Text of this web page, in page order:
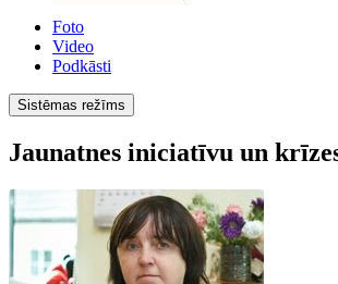
Foto
Video
Podkāsti
Sistēmas režīms
Jaunatnes iniciatīvu un